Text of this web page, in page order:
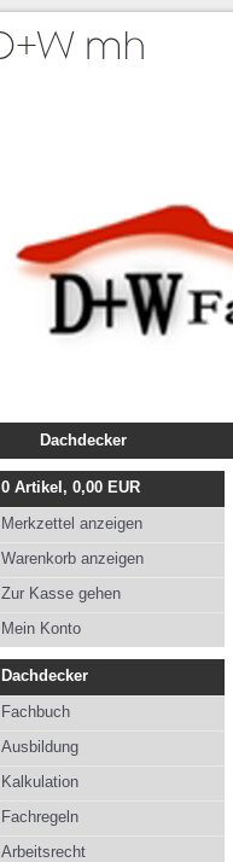
Dachdecker
Fachbuch
Ausbildung
Kalkulation
Fachregeln
Arbeitsrecht
0 Artikel, 0,00 EUR
Merkzettel anzeigen
Warenkorb anzeigen
Zur Kasse gehen
Mein Konto
Dachdecker
Fachbuch
Ausbildung
Kalkulation
Fachregeln
Arbeitsrecht